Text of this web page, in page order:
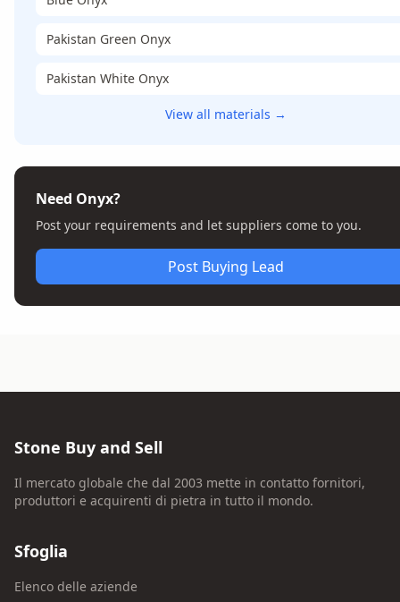
Pakistan Green Onyx
Pakistan White Onyx
View all materials →
Need Onyx?
Post your requirements and let suppliers come to you.
Post Buying Lead
Stone Buy and Sell
Il mercato globale che dal 2003 mette in contatto fornitori,
produttori e acquirenti di pietra in tutto il mondo.
Sfoglia
Elenco delle aziende